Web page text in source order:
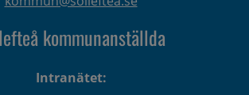
kommunanställda
Intranätet: